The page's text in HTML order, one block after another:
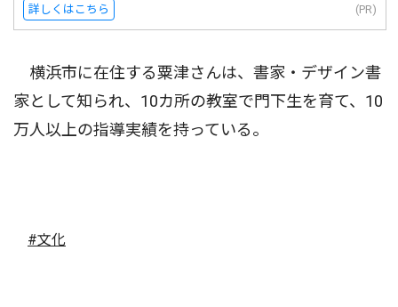
詳しくはこちら (PR)
横浜市に在住する粟津さんは、書家・デザイン書
家として知られ、10カ所の教室で門下生を育て、10
万人以上の指導実績を持っている。
#文化